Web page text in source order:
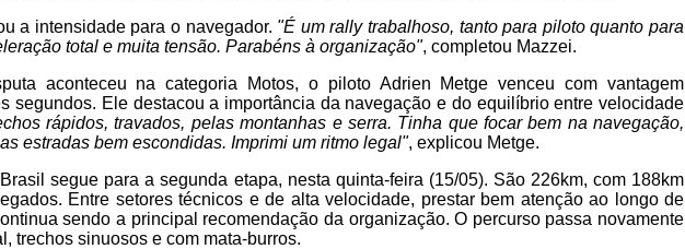
a intensidade para o navegador. "É um rally trabalhoso, tanto para piloto quanto para
total e muita tensão. Parabéns à organização", completou Mazzei.
aconteceu na categoria Motos, o piloto Adrien Metge venceu com vantagem
segundos. Ele destacou a importância da navegação e do equilíbrio entre velocidade
rápidos, travados, pelas montanhas e serra. Tinha que focar bem na navegação,
estradas bem escondidas. Imprimi um ritmo legal", explicou Metge.
segue para a segunda etapa, nesta quinta-feira (15/05). São 226km, com 188km
Entre setores técnicos e de alta velocidade, prestar bem atenção ao longo de
sendo a principal recomendação da organização. O percurso passa novamente
trechos sinuosos e com mata-burros.